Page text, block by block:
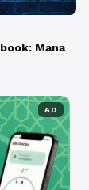
Mana
AD